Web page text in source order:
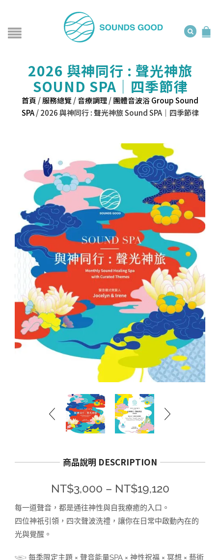
2026 與神同行 : 聲光神旅
SOUND SPA｜四季節律
首頁 /服務總覽 /音療調理/團體音波浴 Group Sound
SPA / 2026 與神同行 : 聲光神旅 Sound SPA｜四季節律
商品說明 DESCRIPTION
NT$3,000 – NT$19,120價
範
NT$3,000
每一道聲音，都是通往神性與自我療癒的入口。
四位神祇引領，四次聲波洗禮，讓你在日常中啟動內在的
光與覺醒。
𓂩 每季限定主題 × 聲音能量SPA × 神性祝福 × 冥想 × 藝術